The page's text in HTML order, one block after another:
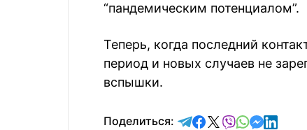
“пандемическим потенциалом”.
Теперь, когда последний
период и новых случаев не
вспышки.
Поделиться: отправить в Telegram
поделиться в
поделиться в X
отправить в